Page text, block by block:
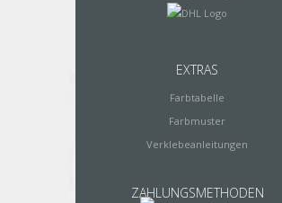
EXTRAS
Farbtabelle
Farbmuster
Verklebeanleitungen
ZAHLUNGSMETHODEN